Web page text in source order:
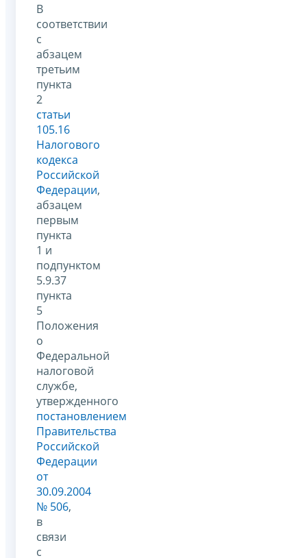
В
соответствии
с
абзацем
третьим
пункта
2
статьи
105.16
Налогового
кодекса
Российской
Федерации,
абзацем
первым
пункта
1 и
подпунктом
5.9.37
пункта
5
Положения
о
Федеральной
налоговой
службе,
утвержденного
постановлением
Правительства
Российской
Федерации
от
30.09.2004
№ 506,
в
связи
с